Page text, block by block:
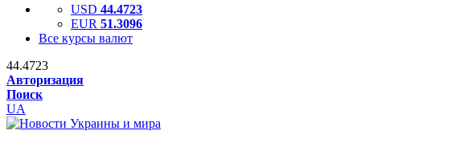
USD 44.4723
EUR 51.3096
Все курсы валют
44.4723
Авторизация
Поиск
UA